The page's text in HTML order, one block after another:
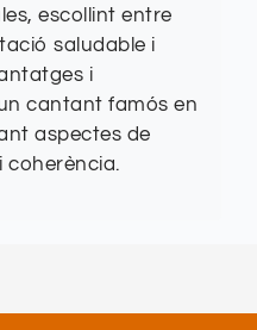
escollint entre
saludable i
i
cantant famós en
aspectes de
coherència.